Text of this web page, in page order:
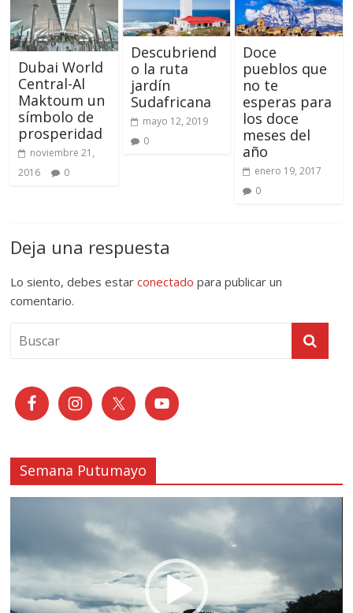
Dubai World
Central-Al
Maktoum un
símbolo de
prosperidad
noviembre 21,
2016
0
Descubriend
o la ruta
jardín
Sudafricana
mayo 12, 2019
0
Doce
pueblos que
no te
esperas para
los doce
meses del
año
enero 19, 2017
0
Deja una respuesta
Lo siento, debes estarconectado para publicar un
comentario.
Semana Putumayo